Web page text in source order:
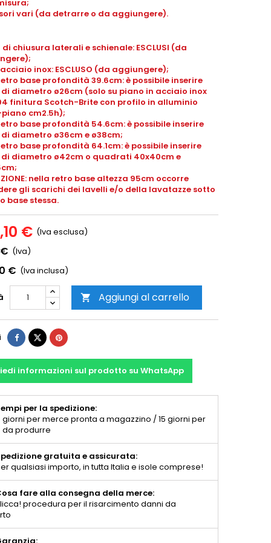
vari (da detrarre o da aggiungere).
chiusura laterali e schienale: ESCLUSI (da
inox: ESCLUSO (da aggiungere);
base profondità 39.6cm: è possibile inserire
diametro ø26cm (solo su piano in acciaio inox
finitura Scotch-Brite con profilo in alluminio
cm2.5h);
base profondità 54.6cm: è possibile inserire
diametro ø36cm e ø38cm;
base profondità 64.1cm: è possibile inserire
diametro ø42cm o quadrati 40x40cm e
nella retro base altezza 95cm occorre
gli scarichi dei lavelli e/o della lavatazze sotto
base stessa.
€ (Iva esclusa)
(Iva)
€ (Iva inclusa)
 Aggiungi al carrello
informazioni sul prodotto su WhatsApp
per la spedizione:
giorni per merce pronta a magazzino / 15 giorni per
produrre
gratuita e assicurata:
qualsiasi importo, in tutta Italia e isole comprese!
fare alla consegna della merce:
procedura per il risarcimento danni da